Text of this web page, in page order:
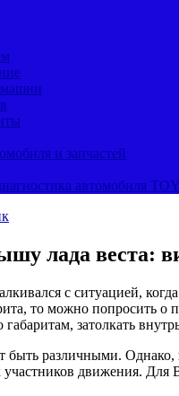
машин
и запчастей
автомобиля
лада веста:
с ситуацией,
то можно попросить
затолкать
различными. Однако,
участников движения.